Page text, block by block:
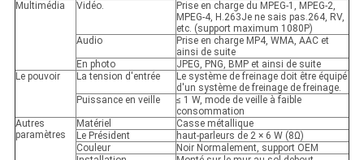
Multimédia
Vidéo.
Prise en charge du MPEG-1, MPEG-2,
MPEG-4, H.263Je ne sais pas.264, RV,
etc. (support maximum 1080P)
Audio
Prise en charge MP4, WMA, AAC et
ainsi de suite
En photo
JPEG, PNG, BMP et ainsi de suite
Le pouvoir
La tension d'entrée
Le système de freinage doit être équipé
d'un système de freinage de freinage.
Puissance en veille
≤ 1 W, mode de veille à faible
consommation
Autres
paramètres
Matériel
Casse métallique
Le Président
haut-parleurs de 2 × 6 W (8Ω)
Couleur
Noir Normalement, support OEM